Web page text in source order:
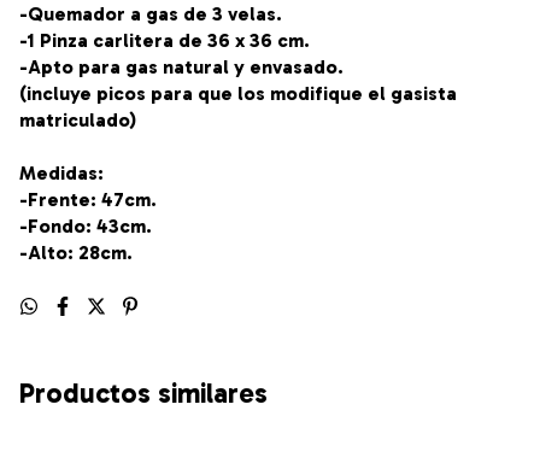
-Quemador a gas de 3 velas.
-1 Pinza carlitera de 36 x 36 cm.
-Apto para gas natural y envasado.
(incluye picos para que los modifique el gasista
matriculado)
Medidas:
-Frente: 47cm.
-Fondo: 43cm.
-Alto: 28cm.
Productos similares